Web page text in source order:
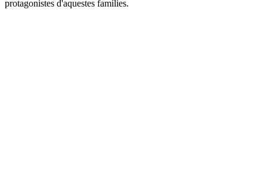
protagonistes d'aquestes famílies.